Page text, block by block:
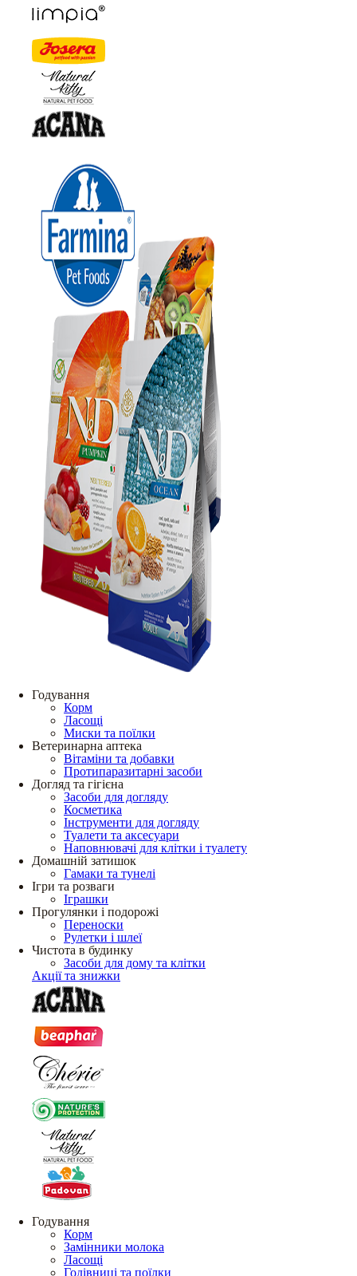
Годування
Корм
Ласощі
Миски та поїлки
Ветеринарна аптека
Вітаміни та добавки
Протипаразитарні засоби
Догляд та гігієна
Засоби для догляду
Косметика
Інструменти для догляду
Туалети та аксесуари
Наповнювачі для клітки і туалету
Домашній затишок
Гамаки та тунелі
Ігри та розваги
Іграшки
Прогулянки і подорожі
Переноски
Рулетки і шлеї
Чистота в будинку
Засоби для дому та клітки
Акції та знижки
Годування
Корм
Замінники молока
Ласощі
Годівниці та поїлки